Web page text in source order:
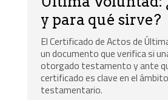
y para qué sirve?
El Certificado de Actos de
un documento que verifica si
otorgado testamento y ante
certificado es clave en el
testamentario.